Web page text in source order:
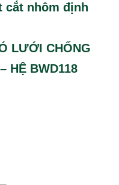
cắt nhôm định
LƯỚI CHỐNG
HỆ BWD118